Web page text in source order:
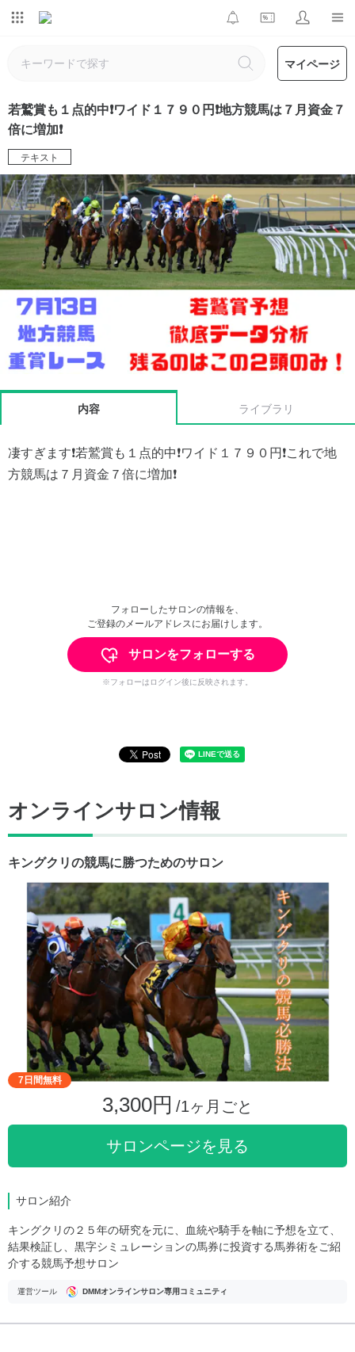
マイページ
若鷲賞も１点的中❗️ワイド１７９０円❗️地方競馬は７月資金７
倍に増加❗️
テキスト
内容 ライブラリ
凄すぎます❗️若鷲賞も１点的中❗️ワイド１７９０円❗️これで地
方競馬は７月資金７倍に増加❗️
フォローしたサロンの情報を、
ご登録のメールアドレスにお届けします。
サロンをフォローする
※フォローはログイン後に反映されます。
オンラインサロン情報
キングクリの競馬に勝つためのサロン
7日間無料
3,300円 /1ヶ月ごと
サロンページを見る
サロン紹介
キングクリの２５年の研究を元に、血統や騎手を軸に予想を立て、
結果検証し、黒字シミュレーションの馬券に投資する馬券術をご紹
介する競馬予想サロン
運営ツール DMMオンラインサロン専用コミュニティ